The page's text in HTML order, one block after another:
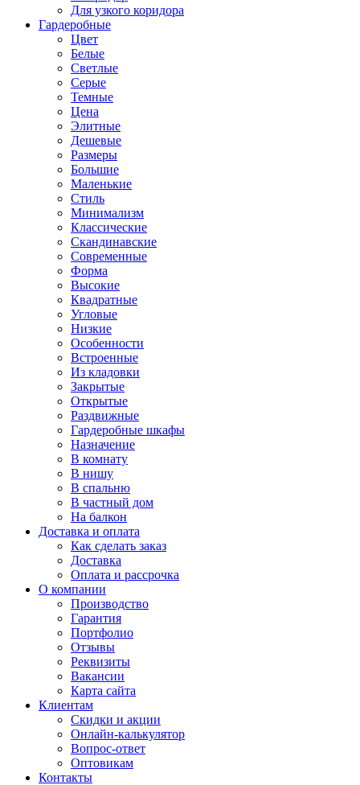
Для узкого коридора
Гардеробные
Цвет
Белые
Светлые
Серые
Темные
Цена
Элитные
Дешевые
Размеры
Большие
Маленькие
Стиль
Минимализм
Классические
Скандинавские
Современные
Форма
Высокие
Квадратные
Угловые
Низкие
Особенности
Встроенные
Из кладовки
Закрытые
Открытые
Раздвижные
Гардеробные шкафы
Назначение
В комнату
В нишу
В спальню
В частный дом
На балкон
Доставка и оплата
Как сделать заказ
Доставка
Оплата и рассрочка
О компании
Производство
Гарантия
Портфолио
Отзывы
Реквизиты
Вакансии
Карта сайта
Клиентам
Скидки и акции
Онлайн-калькулятор
Вопрос-ответ
Оптовикам
Контакты